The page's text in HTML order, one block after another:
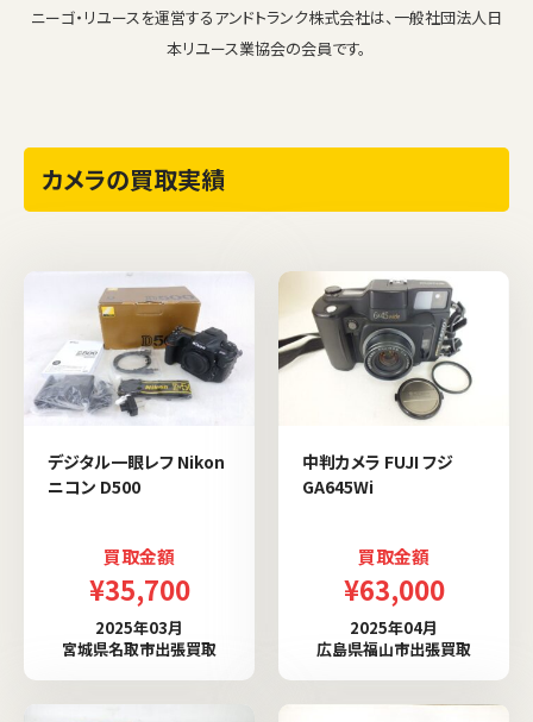
ニーゴ・リユースを運営するアンドトランク株式会社は、一般社団法人日
本リユース業協会の会員です。
カメラの買取実績
デジタル一眼レフ Nikon
ニコン D500
買取金額
¥35,700
2025年03月
宮城県名取市出張買取
中判カメラ FUJI フジ
GA645Wi
買取金額
¥63,000
2025年04月
広島県福山市出張買取